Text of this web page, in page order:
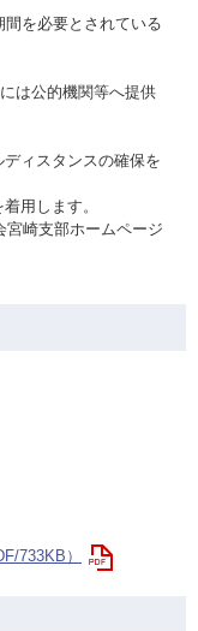
を必要とされている
は公的機関等へ提供
ィスタンスの確保を
用します。
崎支部ホームページ
733KB）